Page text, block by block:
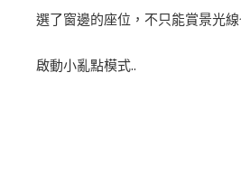
選了窗邊的座位，不只能賞景光線
啟動小亂點模式..